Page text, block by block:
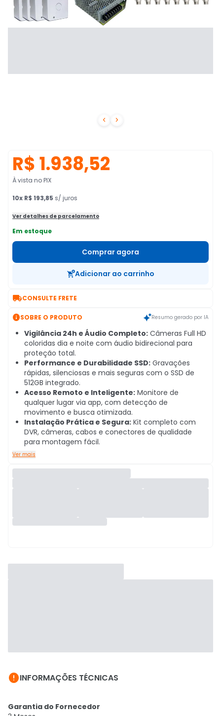
 
R$ 1.938,52
À vista no PIX
10x R$ 193,85 s/ juros
Ver detalhes de parcelamento
Em estoque
Comprar agora
Adicionar ao carrinho
CONSULTE FRETE
SOBRE O PRODUTO Resumo gerado por IA
Vigilância 24h e Áudio Completo: Câmeras Full HD
coloridas dia e noite com áudio bidirecional para
proteção total.
Performance e Durabilidade SSD: Gravações
rápidas, silenciosas e mais seguras com o SSD de
512GB integrado.
Acesso Remoto e Inteligente: Monitore de
qualquer lugar via app, com detecção de
movimento e busca otimizada.
Instalação Prática e Segura: Kit completo com
DVR, câmeras, cabos e conectores de qualidade
para montagem fácil.
Ver mais
INFORMAÇÕES TÉCNICAS
Garantia do Fornecedor